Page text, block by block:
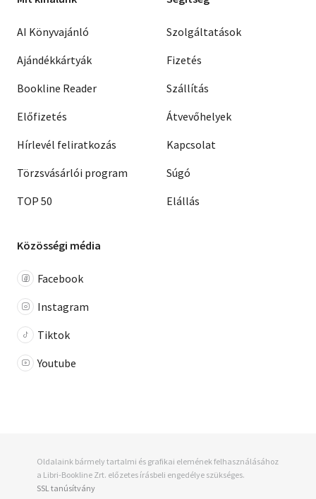
AI Könyvajánló
Ajándékkártyák
Bookline Reader
Előfizetés
Hírlevél feliratkozás
Törzsvásárlói program
TOP 50
Szolgáltatások
Fizetés
Szállítás
Átvevőhelyek
Kapcsolat
Súgó
Elállás
Közösségi média
Facebook
Instagram
Tiktok
Youtube
Oldalaink bármely tartalmi és grafikai elemének felhasználásához
a Libri-Bookline Zrt. előzetes írásbeli engedélye szükséges.
SSL tanúsítvány